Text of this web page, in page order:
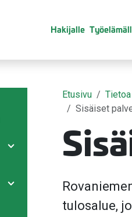
Hakijalle
Avaa/sulje alavalikko
Avaa/sulje alavalikko
Etusivu
Sisäiset
tulosalue,